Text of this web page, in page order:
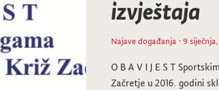
izvještaja
Najave događanja · 9
O B A V I J E S T
Začretje u 2016. godini